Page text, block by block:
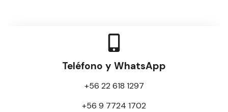
Teléfono y WhatsApp
+56 22 618 1297
+56 9 7724 1702